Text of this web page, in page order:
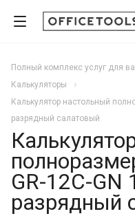
Полный комплекс услуг для
Калькуляторы
Калькулятор настольный
разрядный салатовый
GR-12C-GN
разрядный